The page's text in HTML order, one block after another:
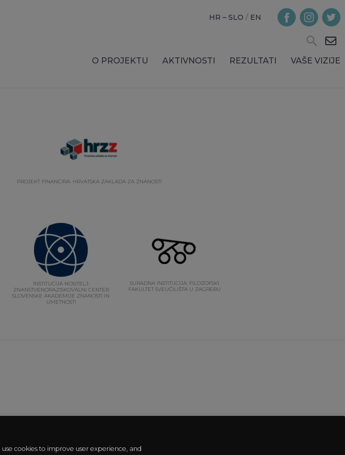
HR – SLO / EN
O PROJEKTU AKTIVNOSTI REZULTATI VAŠE VIZIJE
PROJEKT FINANCIRA: HRVATSKA ZAKLADA ZA ZNANOSTI
INSTITUCIJA NOSITELJ:
ZNANSTVENORAZISKOVALNI CENTER
SLOVENSKE AKADEMIJE ZNANOSTI IN
UMETNOSTI
SURADNA INSTITUCIJA: FILOZOFSKI
FAKULTET SVEUČILIŠTA U ZAGREBU
cookies to improve user experience, and